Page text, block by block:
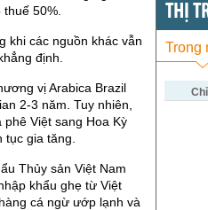
50%.
khi các nguồn khác vẫn
định.
vị Arabica Brazil
2-3 năm. Tuy nhiên,
Việt sang Hoa Kỳ
gia tăng.
Thủy sản Việt Nam
khẩu ghẹ từ Việt
cá ngừ ướp lạnh và
US
US
US
THỊ
Trong